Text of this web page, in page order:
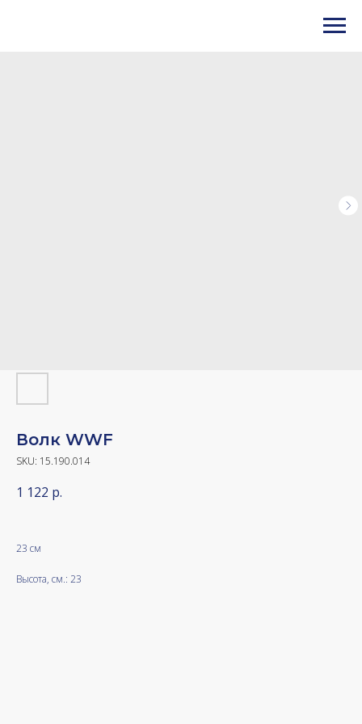
Волк WWF
SKU: 15.190.014
1 122 р.
23 см
Высота, см.: 23